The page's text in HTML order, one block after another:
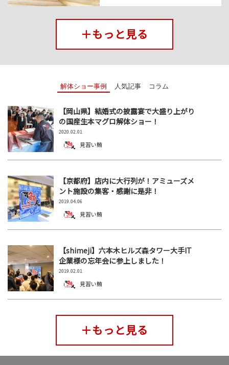
＋もっと見る
解体ショー事例 人気記事 コラム
【岡山県】結婚式の披露宴で大盛り上がり
の国産生本マグロ解体ショー！
2020.02.01
見習い鮪
【京都府】店内に大行列が！アミューズメ
ント施設の集客・感謝に是非！
2019.04.06
見習い鮪
【shimeji】六本木ヒルズ森タワー大手IT
企業様の忘年会に参上しました！
2019.02.01
見習い鮪
＋もっと見る